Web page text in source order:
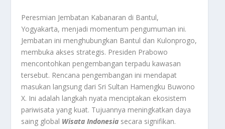
Peresmian Jembatan Kabanaran di Bantul,
Yogyakarta, menjadi momentum pengumuman ini.
Jembatan ini menghubungkan Bantul dan Kulonprogo,
membuka akses strategis. Presiden Prabowo
mencontohkan pengembangan terpadu kawasan
tersebut. Rencana pengembangan ini mendapat
masukan langsung dari Sri Sultan Hamengku Buwono
X. Ini adalah langkah nyata menciptakan ekosistem
pariwisata yang kuat. Tujuannya meningkatkan daya
saing global Wisata Indonesia secara signifikan.